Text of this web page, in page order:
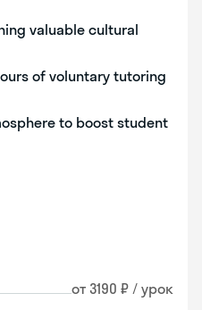
valuable cultural
of voluntary tutoring
to boost student
от 3190 ₽ / урок